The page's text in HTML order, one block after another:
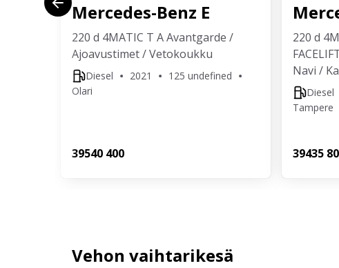
Mercedes-Benz E
220 d 4MATIC T A Avantgarde /
Ajoavustimet / Vetokoukku
Diesel 2021
125 undefined
Olari
39540 400
220 d
Navi /
Diesel
Tampere
39435
Vehon vaihtarikesä